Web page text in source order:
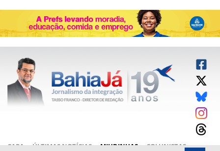
CAPA ÚLTIMAS NOTÍCIAS MIUDINHAS
COLUNISTAS